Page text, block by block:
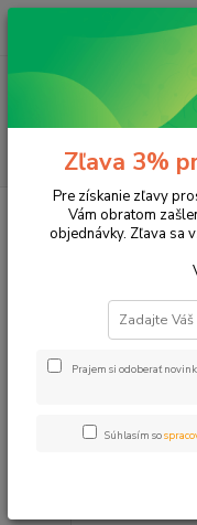
Papier a zošity
Hobby papier
Zľava 3%
Pre získanie zľavy
Vám obratom
objednávky. Zľava sa
Prajem si odoberať
Súhlasím so